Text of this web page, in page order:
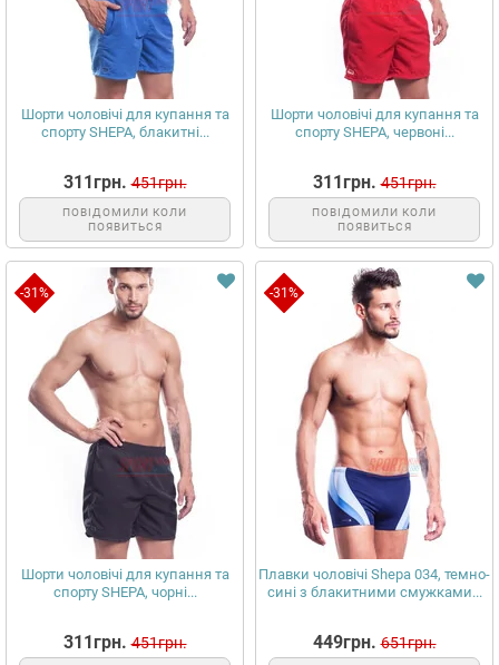
Шорти чоловічі для купання та
спорту SHEPA, блакитні...
311грн. 451грн.
ПОВІДОМИЛИ КОЛИ
ПОЯВИТЬСЯ
Шорти чоловічі для купання та
спорту SHEPA, червоні...
311грн. 451грн.
ПОВІДОМИЛИ КОЛИ
ПОЯВИТЬСЯ
-31%
Шорти чоловічі для купання та
спорту SHEPA, чорні...
311грн. 451грн.
-31%
Плавки чоловічі Shepa 034, темно-
сині з блакитними смужками...
449грн. 651грн.